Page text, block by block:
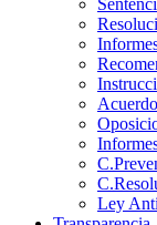
Ley